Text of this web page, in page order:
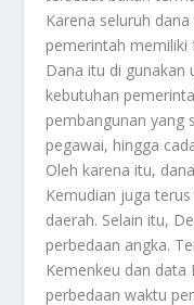
Karena seluruh
pemerintah memiliki
Dana itu di gunakan
kebutuhan
pembangunan yang
pegawai, hingga
Oleh karena itu,
Kemudian juga
daerah. Selain itu,
perbedaan angka.
Kemenkeu dan
perbedaan waktu